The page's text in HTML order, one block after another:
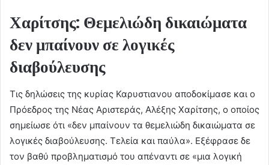
Χαρίτσης: Θεμελιώδη δικαιώματα
δεν μπαίνουν σε λογικές
διαβούλευσης
Τις δηλώσεις της κυρίας Καρυστιανου αποδοκίμασε και ο
Πρόεδρος της Νέας Αριστεράς, Αλέξης Χαρίτσης, ο οποίος
σημείωσε ότι «δεν μπαίνουν τα θεμελιώδη δικαιώματα σε
λογικές διαβούλευσης. Τελεία και παύλα». Εξέφρασε δε
τον βαθύ προβληματισμό του απέναντι σε «μια λογική